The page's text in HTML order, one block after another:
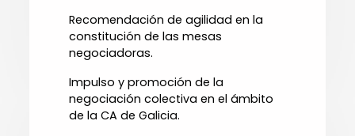
Recomendación de agilidad en la
constitución de las mesas
negociadoras.
Impulso y promoción de la
negociación colectiva en el ámbito
de la CA de Galicia.